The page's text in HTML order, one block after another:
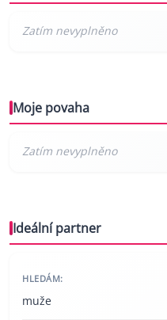
Moje povaha
Ideální partner
HLEDÁM:
muže